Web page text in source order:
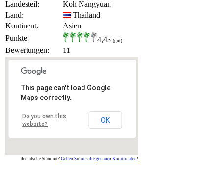
Landesteil:
Koh Nangyuan
Land:
Thailand
Kontinent:
Asien
Punkte:
4,43 (gut)
Bewertungen: 11
This page can't load Google
Maps correctly.
Do you own this
website?
OK
der falsche Standort? Geben Sie uns die genauen Koordinaten!